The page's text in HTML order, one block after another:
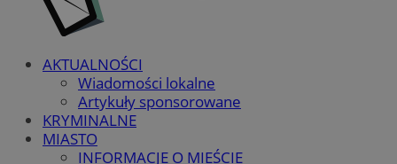
AKTUALNOŚCI
Wiadomości lokalne
Artykuły sponsorowane
KRYMINALNE
MIASTO
INFORMACJE O MIEŚCIE